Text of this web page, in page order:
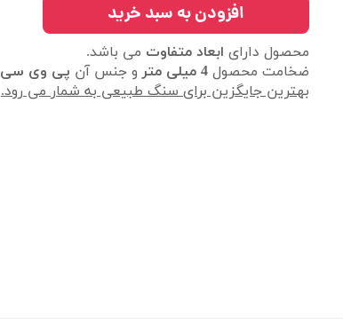
محصول دارای ابعاد متفاوت می باشد.
ضخامت محصول 4 میلی متر و جنس آن پی وی سی
بهترین جایگزین برای سنگ طبیعی به شمار می رود.
افزودن به سبد خرید